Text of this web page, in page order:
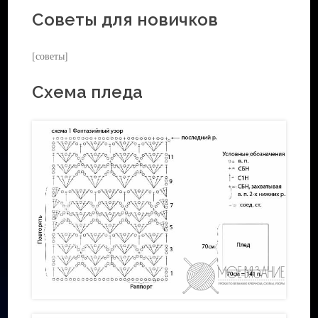
Советы для новичков
[советы]
Схема пледа